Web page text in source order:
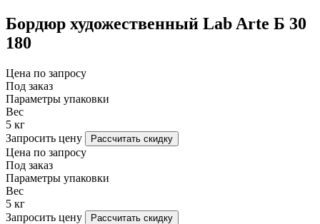
Бордюр художественный Lab Arte Б 30
180
Цена по запросу
Под заказ
Параметры упаковки
Вес
5 кг
Запросить цену
Рассчитать скидку
Цена по запросу
Под заказ
Параметры упаковки
Вес
5 кг
Запросить цену
Рассчитать скидку